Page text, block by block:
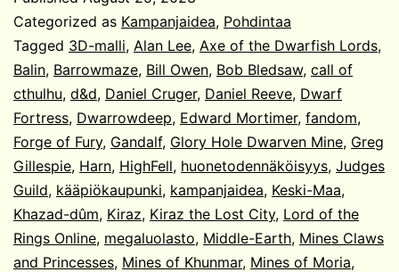
Categorized as Kampanjaidea, Pohdintaa
Tagged 3D-malli, Alan Lee, Axe of the Dwarfish Lords,
Balin, Barrowmaze, Bill Owen, Bob Bledsaw, call of
cthulhu, d&d, Daniel Cruger, Daniel Reeve, Dwarf
Fortress, Dwarrowdeep, Edward Mortimer, fandom,
Forge of Fury, Gandalf, Glory Hole Dwarven Mine, Greg
Gillespie, Harn, HighFell, huonetodennäköisyys, Judges
Guild, kääpiökaupunki, kampanjaidea, Keski-Maa,
Khazad-dûm, Kiraz, Kiraz the Lost City, Lord of the
Rings Online, megaluolasto, Middle-Earth, Mines Claws
and Princesses, Mines of Khunmar, Mines of Moria,